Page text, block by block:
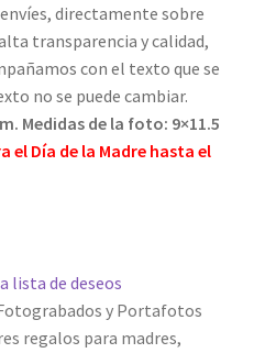
de cumpleaños con
directamente sobre
transparencia y calidad,
con el texto que se
no se puede cambiar.
Medidas de la foto: 9×11.5
el Día de la Madre hasta el
lista de deseos
y Portafotos
regalos para madres,